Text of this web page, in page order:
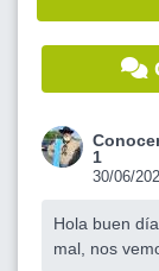
1
30/06/
Hola buen
mal, nos